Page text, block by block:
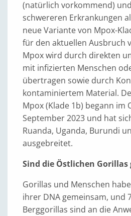
(natürlich vorkommend)
schwereren Erkrankungen
neue Variante von Mpox-
für den aktuellen Ausbruch
Mpox wird durch direkten
mit infizierten Menschen
übertragen sowie durch
kontaminiertem Material.
Mpox (Klade 1b) begann im
September 2023 und hat
Ruanda, Uganda, Burundi
ausgebreitet.
Sind die Östlichen Gorillas
Gorillas und Menschen
ihrer DNA gemeinsam, und
Berggorillas sind an die